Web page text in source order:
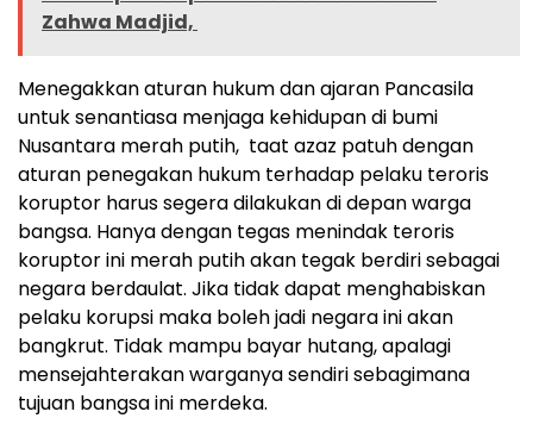
Zahwa Madjid,
Menegakkan aturan hukum dan ajaran Pancasila
untuk senantiasa menjaga kehidupan di bumi
Nusantara merah putih, taat azaz patuh dengan
aturan penegakan hukum terhadap pelaku teroris
koruptor harus segera dilakukan di depan warga
bangsa. Hanya dengan tegas menindak teroris
koruptor ini merah putih akan tegak berdiri sebagai
negara berdaulat. Jika tidak dapat menghabiskan
pelaku korupsi maka boleh jadi negara ini akan
bangkrut. Tidak mampu bayar hutang, apalagi
mensejahterakan warganya sendiri sebagimana
tujuan bangsa ini merdeka.